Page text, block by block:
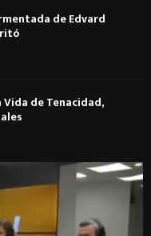
de Edvard
de Tenacidad,